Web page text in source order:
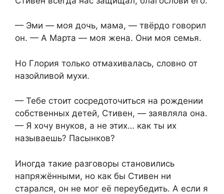
— Эми — моя дочь, мама, — твёрдо говорил
он. — А Марта — моя жена. Они моя семья.
Но Глория только отмахивалась, словно от
назойливой мухи.
— Тебе стоит сосредоточиться на рождении
собственных детей, Стивен, — заявляла она.
— Я хочу внуков, а не этих… как ты их
называешь? Пасынков?
Иногда такие разговоры становились
напряжёнными, но как бы Стивен ни
старался, он не мог её переубедить. А если я